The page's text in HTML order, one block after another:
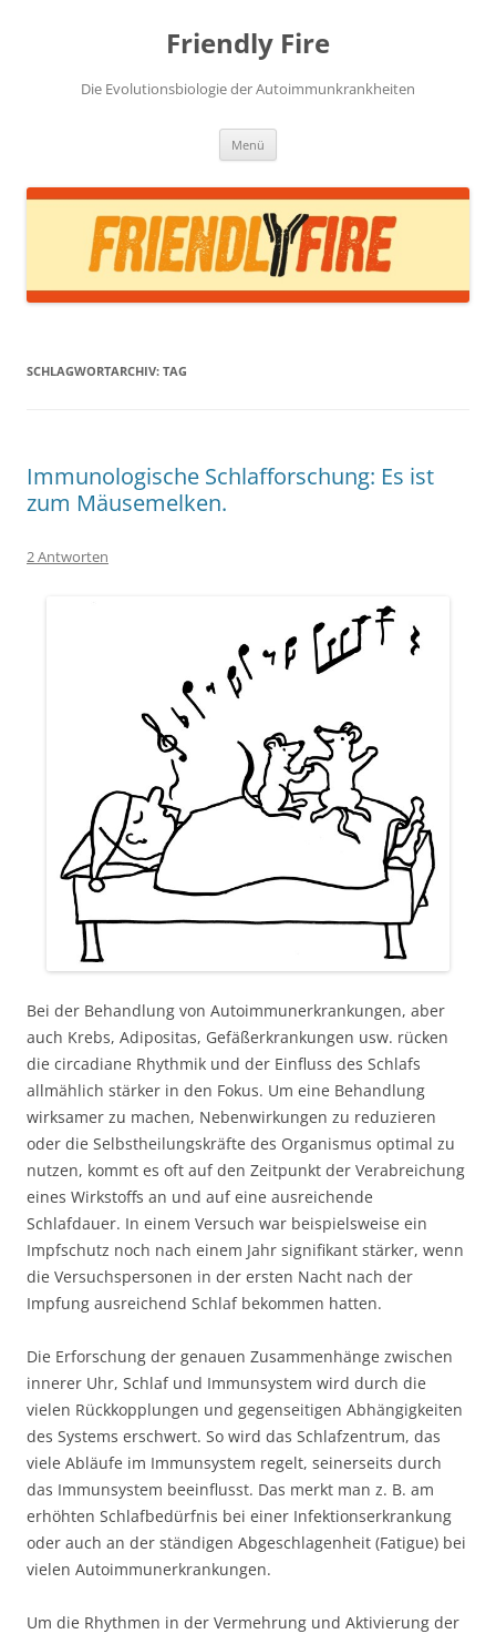
Friendly Fire
Die Evolutionsbiologie der Autoimmunkrankheiten
Menü
SCHLAGWORTARCHIV: TAG
Immunologische Schlafforschung: Es ist
zum Mäusemelken.
2 Antworten
Bei der Behandlung von Autoimmunerkrankungen, aber
auch Krebs, Adipositas, Gefäßerkrankungen usw. rücken
die circadiane Rhythmik und der Einfluss des Schlafs
allmählich stärker in den Fokus. Um eine Behandlung
wirksamer zu machen, Nebenwirkungen zu reduzieren
oder die Selbstheilungskräfte des Organismus optimal zu
nutzen, kommt es oft auf den Zeitpunkt der Verabreichung
eines Wirkstoffs an und auf eine ausreichende
Schlafdauer. In einem Versuch war beispielsweise ein
Impfschutz noch nach einem Jahr signifikant stärker, wenn
die Versuchspersonen in der ersten Nacht nach der
Impfung ausreichend Schlaf bekommen hatten.
Die Erforschung der genauen Zusammenhänge zwischen
innerer Uhr, Schlaf und Immunsystem wird durch die
vielen Rückkopplungen und gegenseitigen Abhängigkeiten
des Systems erschwert. So wird das Schlafzentrum, das
viele Abläufe im Immunsystem regelt, seinerseits durch
das Immunsystem beeinflusst. Das merkt man z. B. am
erhöhten Schlafbedürfnis bei einer Infektionserkrankung
oder auch an der ständigen Abgeschlagenheit (Fatigue) bei
vielen Autoimmunerkrankungen.
Um die Rhythmen in der Vermehrung und Aktivierung der